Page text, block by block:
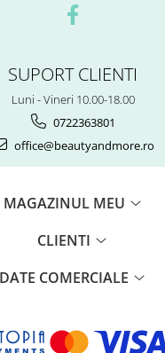
SUPORT CLIENTI
Luni - Vineri 10.00-18.00
0722363801
office@beautyandmore.ro
MAGAZINUL MEU
CLIENTI
DATE COMERCIALE